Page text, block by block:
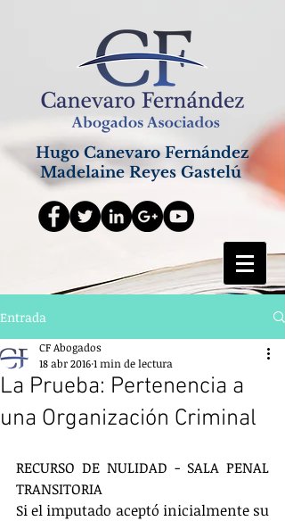
Hugo Canevaro Fernández
Madelaine Reyes Gastelú
Entrada
La Prueba: Pertenencia a
una Organización Criminal
CF Abogados
18 abr 20161 min de lectura
RECURSO DE NULIDAD - SALA PENAL
TRANSITORIA
Si el imputado aceptó inicialmente su